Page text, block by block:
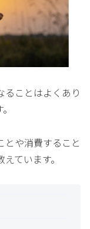
ることはよくあり
とや消費すること
ています。